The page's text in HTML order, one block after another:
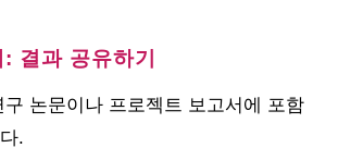
결과 공유하기
구 논문이나 프로젝트 보고서에 포함
.